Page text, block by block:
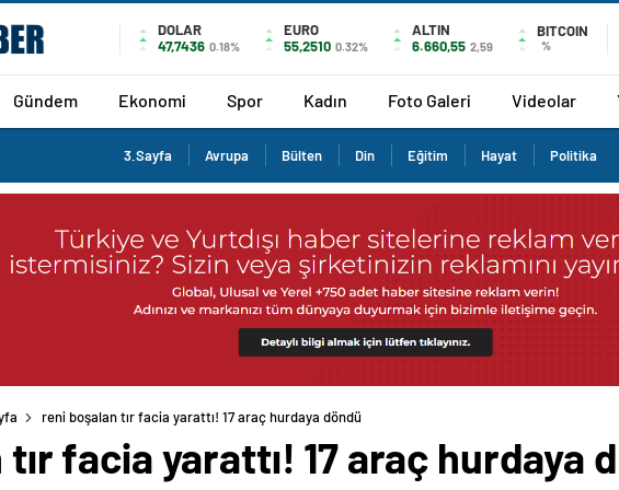
DOLAR
47,7436 0.18%
EURO
55,2510 0.32%
ALTIN
6.660,55 2,59
BITCOIN
%
Gündem Ekonomi Spor Kadın Foto Galeri Videolar
3.Sayfa Avrupa Bülten Din Eğitim Hayat Politika
reni boşalan tır facia yarattı! 17 araç hurdaya döndü
facia yarattı! 17 araç hurdaya